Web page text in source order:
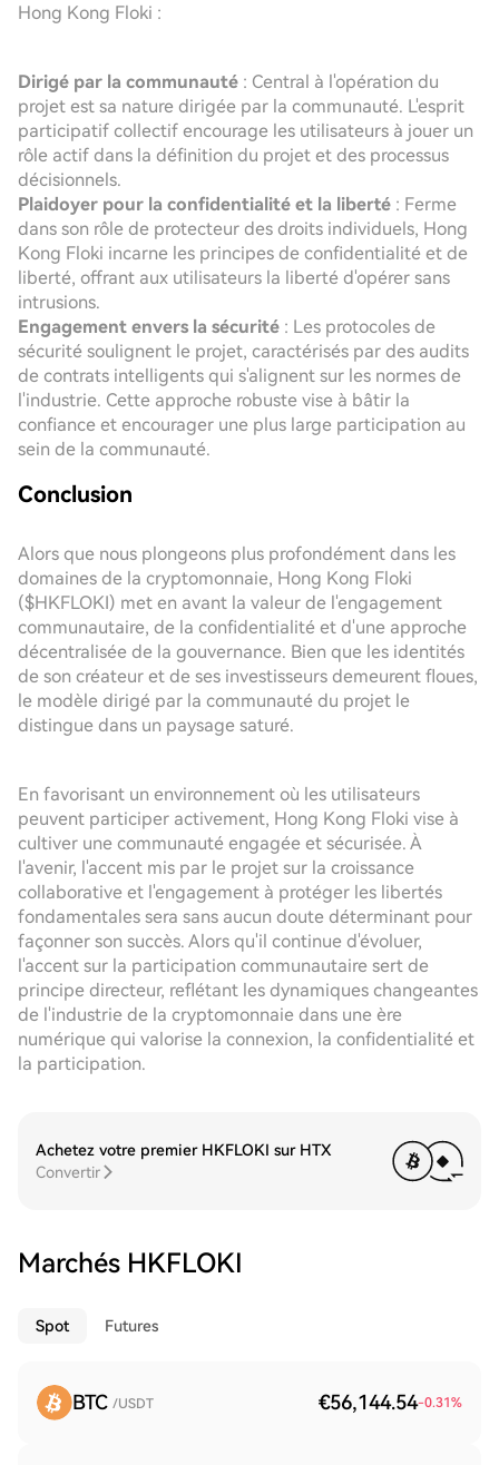
Hong Kong Floki :
Dirigé par la communauté : Central à l'opération du
projet est sa nature dirigée par la communauté. L'esprit
participatif collectif encourage les utilisateurs à jouer un
rôle actif dans la définition du projet et des processus
décisionnels.
Plaidoyer pour la confidentialité et la liberté : Ferme
dans son rôle de protecteur des droits individuels, Hong
Kong Floki incarne les principes de confidentialité et de
liberté, offrant aux utilisateurs la liberté d'opérer sans
intrusions.
Engagement envers la sécurité : Les protocoles de
sécurité soulignent le projet, caractérisés par des audits
de contrats intelligents qui s'alignent sur les normes de
l'industrie. Cette approche robuste vise à bâtir la
confiance et encourager une plus large participation au
sein de la communauté.
Conclusion
Alors que nous plongeons plus profondément dans les
domaines de la cryptomonnaie, Hong Kong Floki
($HKFLOKI) met en avant la valeur de l'engagement
communautaire, de la confidentialité et d'une approche
décentralisée de la gouvernance. Bien que les identités
de son créateur et de ses investisseurs demeurent floues,
le modèle dirigé par la communauté du projet le
distingue dans un paysage saturé.
En favorisant un environnement où les utilisateurs
peuvent participer activement, Hong Kong Floki vise à
cultiver une communauté engagée et sécurisée. À
l'avenir, l'accent mis par le projet sur la croissance
collaborative et l'engagement à protéger les libertés
fondamentales sera sans aucun doute déterminant pour
façonner son succès. Alors qu'il continue d'évoluer,
l'accent sur la participation communautaire sert de
principe directeur, reflétant les dynamiques changeantes
de l'industrie de la cryptomonnaie dans une ère
numérique qui valorise la connexion, la confidentialité et
la participation.
Achetez votre premier HKFLOKI sur HTX
Convertir
Marchés HKFLOKI
Spot Futures
BTC /USDT €56,144.54-0.31%